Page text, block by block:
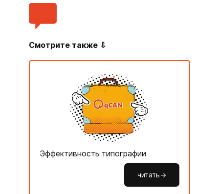
Смотрите также ⇩
Эффективность типографии
читать->